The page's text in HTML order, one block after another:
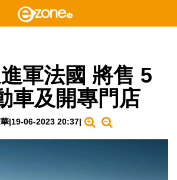
軍法國 將售 5
車及開專門店
|19-06-2023 20:37|